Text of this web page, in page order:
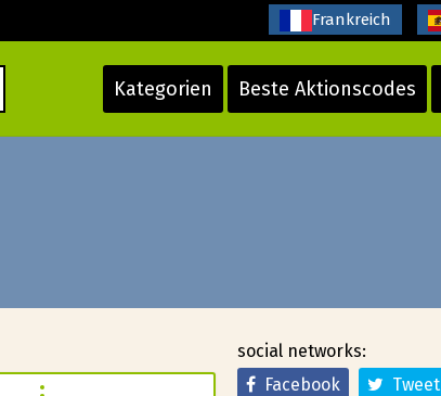
Kategorien Beste Aktionscodes
Frankreich
social networks:
Facebook
Tweet